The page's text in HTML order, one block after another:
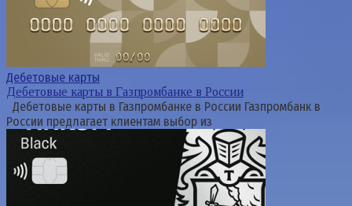
Дебетовые карты
Дебетовые карты в Газпромбанке в России
Дебетовые карты в Газпромбанке в России Газпромбанк в
России предлагает клиентам выбор из